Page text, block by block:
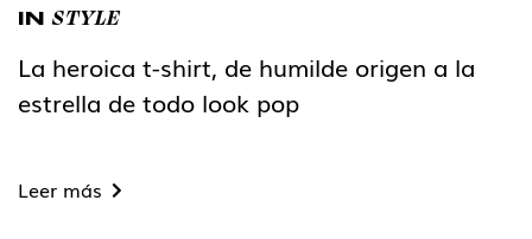
INSTYLE
La heroica t-shirt, de humilde origen a la
estrella de todo look pop
Leer más